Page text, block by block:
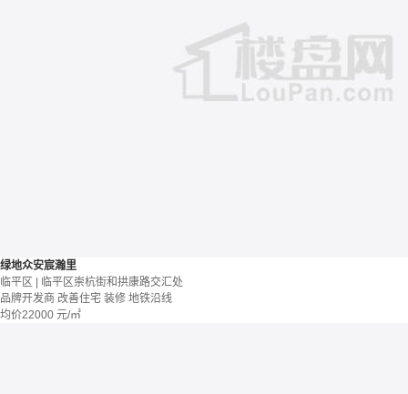
绿地众安宸瀚里
临平区 | 临平区崇杭街和拱康路交汇处
品牌开发商 改善住宅 装修 地铁沿线
均价22000 元/㎡